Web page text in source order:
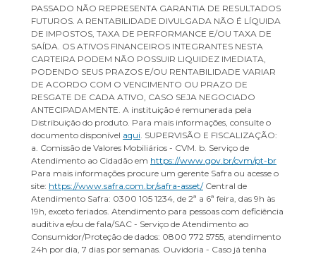
PASSADO NÃO REPRESENTA GARANTIA DE RESULTADOS
FUTUROS. A RENTABILIDADE DIVULGADA NÃO É LÍQUIDA
DE IMPOSTOS, TAXA DE PERFORMANCE E/OU TAXA DE
SAÍDA. OS ATIVOS FINANCEIROS INTEGRANTES NESTA
CARTEIRA PODEM NÃO POSSUIR LIQUIDEZ IMEDIATA,
PODENDO SEUS PRAZOS E/OU RENTABILIDADE VARIAR
DE ACORDO COM O VENCIMENTO OU PRAZO DE
RESGATE DE CADA ATIVO, CASO SEJA NEGOCIADO
ANTECIPADAMENTE. A instituição é remunerada pela
Distribuição do produto. Para mais informações, consulte o
documento disponível aqui. SUPERVISÃO E FISCALIZAÇÃO:
a. Comissão de Valores Mobiliários - CVM. b. Serviço de
Atendimento ao Cidadão em https://www.gov.br/cvm/pt-br
Para mais informações procure um gerente Safra ou acesse o
site: https://www.safra.com.br/safra-asset/Central de
Atendimento Safra: 0300 105 1234, de 2ª a 6ª feira, das 9h às
19h, exceto feriados. Atendimento para pessoas com deficiência
auditiva e/ou de fala/SAC - Serviço de Atendimento ao
Consumidor/Proteção de dados: 0800 772 5755, atendimento
24h por dia, 7 dias por semanas. Ouvidoria - Caso já tenha